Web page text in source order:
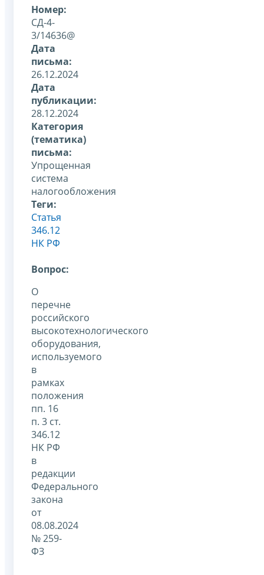
Номер:
СД-4-
3/14636@
Дата
письма:
26.12.2024
Дата
публикации:
28.12.2024
Категория
(тематика)
письма:
Упрощенная
система
налогообложения
Теги:
Статья
346.12
НК РФ
Вопрос:
О
перечне
российского
высокотехнологического
оборудования,
используемого
в
рамках
положения
пп. 16
п. 3 ст.
346.12
НК РФ
в
редакции
Федерального
закона
от
08.08.2024
№ 259-
ФЗ